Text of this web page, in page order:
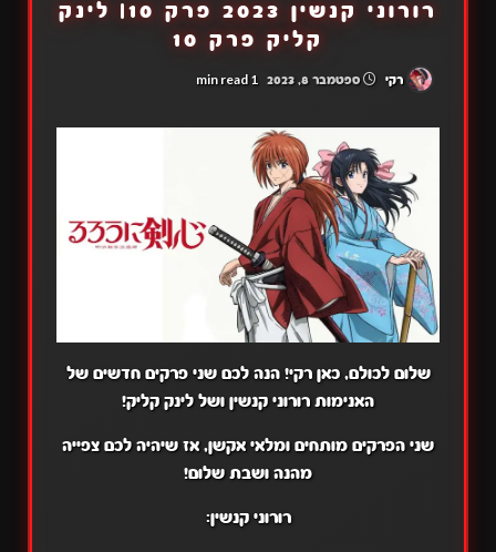
רורוני קנשין 2023 פרק 10| לינק
קליק פרק 10
רקי ספטמבר 8, 2023 1 min read
שלום לכולם, כאן רקי! הנה לכם שני פרקים חדשים של
האנימות רורוני קנשין ושל לינק קליק!
שני הפרקים מותחים ומלאי אקשן, אז שיהיה לכם צפייה
מהנה ושבת שלום!
רורוני קנשין: